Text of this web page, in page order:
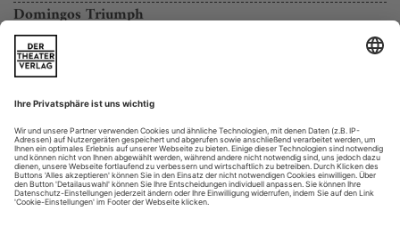
Domingos Triumph
New York, Alfano: Cyrano de Bergerac
Als Cyrano de Bergerac in der gleichnamigen Oper nach
Metropolitan Opera nun in seiner 121. Rolle vor. Von einem
verschollenen Meisterwerk kann dabei keine Rede sein, wohl
aber von einer brauchbaren, bisweilen faszinierenden pièce
d’occasion für einen romantisch veranlagten Star-Tenor d’un
certain âge (lies: 64).